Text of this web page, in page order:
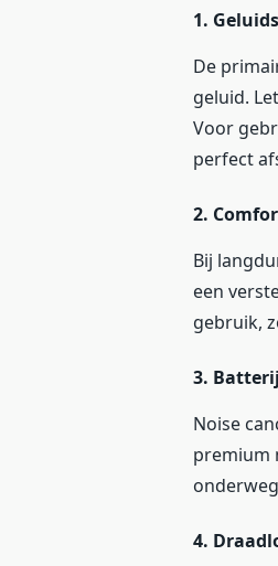
1.
De
geluid.
Voor
perfect
2.
Bij
een
gebruik,
3.
Noise
premium
4.